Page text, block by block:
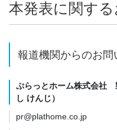
本発表に関す
報道機関からのお問
ぷらっとホーム株式会社
し けんじ）
pr@plathome.co.jp